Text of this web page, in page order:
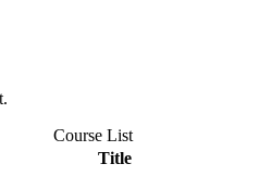
Course List
Title